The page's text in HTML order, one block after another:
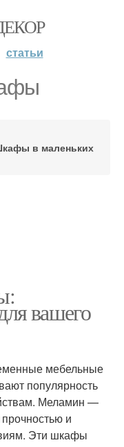
статьи
в маленьких
вашего
мебельные
популярность
Меламин —
и
Эти шкафы